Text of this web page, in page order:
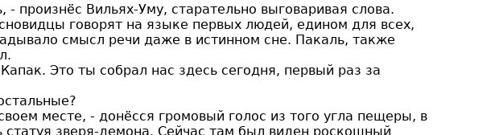
- произнёс Вильях-Уму, старательно выговаривая слова.
говорят на языке первых людей, едином для всех,
смысл речи даже в истинном сне. Пакаль, также
Это ты собрал нас здесь сегодня, первый раз за
месте, - донёсся громовый голос из того угла пещеры, в
зверя-демона. Сейчас там был виден роскошный